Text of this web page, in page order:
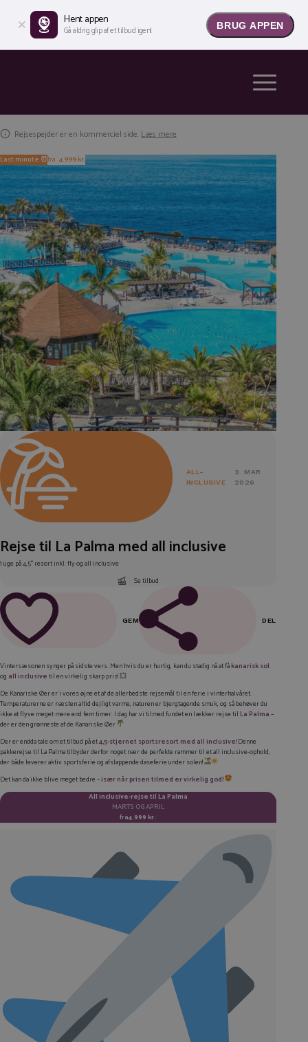
Rejsespejder er en kommerciel side. Læs mere
Last minute ⏰fra 4.999 kr.
ALL-
INCLUSIVE
2. MAR
2026
Rejse til La Palma med all inclusive
1 uge på 4,5* resort inkl. fly og all inclusive
Se tilbud
GEM DEL
TWITTER
KOPIER LINK
Vintersæsonen synger på sidste vers. Men hvis du er hurtig, kan du stadig nå at fåkanarisk sol
og all inclusivetil envirkelig skarp pris! 💥
De Kanariske Øer er i vores øjne et af de allerbedste rejsemål til en ferie i vinterhalvåret.
Temperaturerne er næsten altid dejligt varme, naturen er bjergtagende smuk, og så behøver du
ikke at flyve meget mere end fem timer. I dag har vi tilmed fundet en lækker rejse til La Palma–
der er den grønneste af de Kanariske Øer
Der er endda tale om et tilbud på et4,5-stjernet sportsresort med all inclusive! Denne
pakkerejse til La Palma tilbyder derfor noget nær de perfekte rammer til et all inclusive-ophold,
der både leverer aktiv sportsferie og afslappende daseferie under solen!
Det kan da ikke blive meget bedre –især når prisen tilmed ervirkelig god!
All inclusive-rejse til La Palma
MARTS OG APRIL
fra4.999 kr.
Hent appen
Gå aldrig glip af et tilbud igen! BRUG APPEN